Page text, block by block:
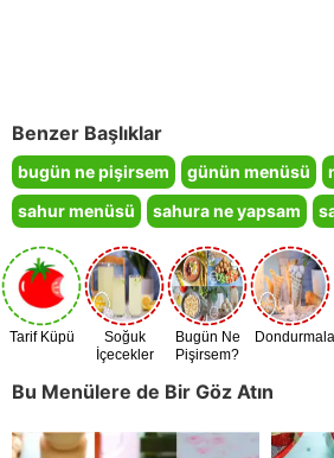
Benzer Başlıklar
bugün ne pişirsem günün menüsü
sahur menüsü
sahura ne yapsam
Tarif Küpü
Soğuk
İçecekler
Bugün Ne
Pişirsem?
Bu Menülere de Bir Göz Atın